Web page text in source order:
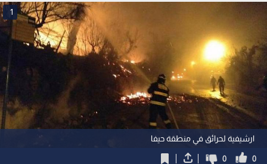
ارشيفية لحرائق في منطقة حيفا
1
0
0